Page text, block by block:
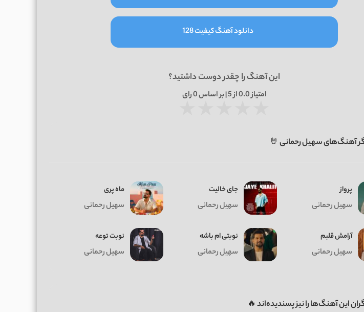
دانلود آهنگ کیفیت 128
این آهنگ را چقدر دوست داشتید؟
امتیاز0.0از 5 | بر اساس 0رای
آهنگ‌های سهیل رحمانی 🤘
پرواز
سهیل رحمانی
جای خالیت
سهیل رحمانی
ماه پری
سهیل رحمانی
آرامش قلبم
سهیل رحمانی
نوبتی ام باشه
سهیل رحمانی
نوبت توعه
سهیل رحمانی
این آهنگ‌ها را نیز پسندیده‌اند 🔥